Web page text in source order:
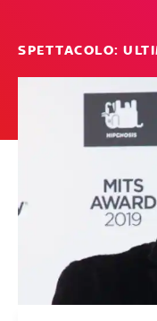
SPETTACOLO: